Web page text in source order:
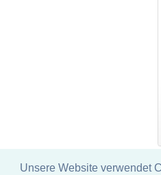
Unsere Website verwendet